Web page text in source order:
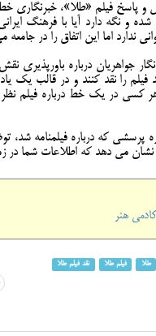
و پاسخ فیلم «طلا»، خبرنگاری
و نگه دارد آیا با فرهنگ
ندارد اما این اتفاق را در جامعه
نگار جواهریان درباره
فیلم را نقد کنند و در قالب یک
کسی در یک خط درباره فیلم نظر
پرسشی که درباره فیلمنامه
می دهد که اطلاعات شما در
هنر
طلا فیلم طلا نقد فیلم طلا